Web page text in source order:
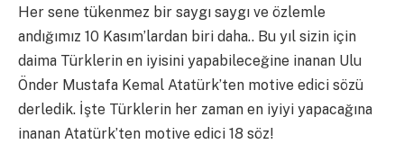
Her sene tükenmez bir saygı saygı ve özlemle
andığımız 10 Kasım’lardan biri daha.. Bu yıl sizin için
daima Türklerin en iyisini yapabileceğine inanan Ulu
Önder Mustafa Kemal Atatürk’ten motive edici sözü
derledik. İşte Türklerin her zaman en iyiyi yapacağına
inanan Atatürk’ten motive edici 18 söz!